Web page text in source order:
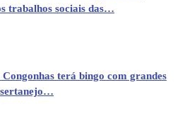
trabalhos sociais das…
terá bingo com grandes
sertanejo…